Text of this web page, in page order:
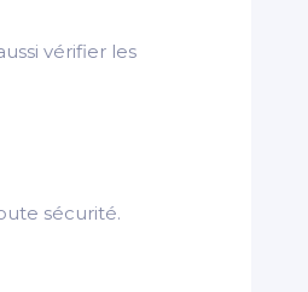
vérifier les
sécurité.